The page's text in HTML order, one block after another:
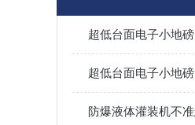
防爆液体灌装机不